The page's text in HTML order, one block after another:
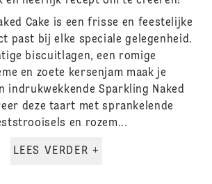
Cake is een frisse en feestelijke
past bij elke speciale gelegenheid.
biscuitlagen, een romige
en zoete kersenjam maak je
indrukwekkende Sparkling Naked
deze taart met sprankelende
en rozem...
LEES VERDER +